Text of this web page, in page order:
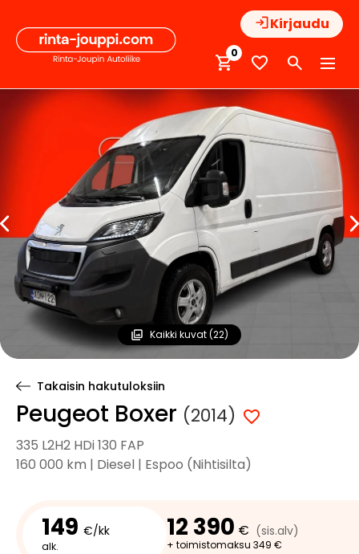
sisältöön
Kirjaudu
0
Kaikki kuvat (22)
Takaisin hakutuloksiin
Peugeot Boxer (2014)
335 L2H2 HDi 130 FAP
160 000 km | Diesel | Espoo (Nihtisilta)
149 €/kk
alk.
12 390 € (sis.alv)
+ toimistomaksu 349 €